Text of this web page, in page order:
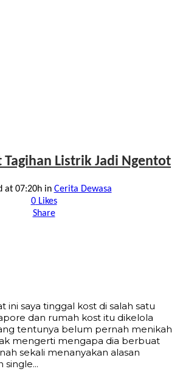
Tagihan Listrik Jadi Ngentot
at 07:20hin Cerita Dewasa
0Likes
Share
ini saya tinggal kost di salah satu
dan rumah kost itu dikelola
tentunya belum pernah menikah
mengerti mengapa dia berbuat
sekali menanyakan alasan
single...